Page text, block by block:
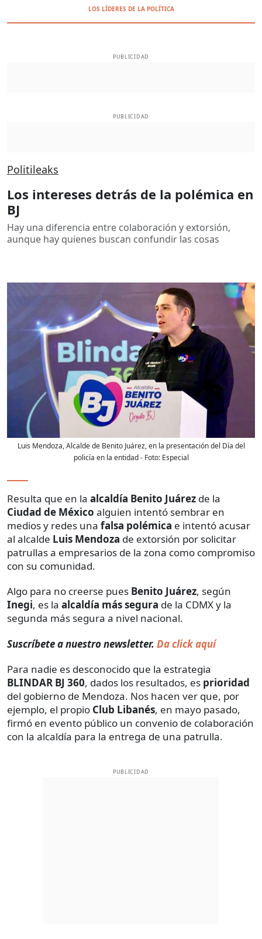
LOS LÍDERES DE LA POLÍTICA
PUBLICIDAD
PUBLICIDAD
Politileaks
Los intereses detrás de la polémica en
BJ
Hay una diferencia entre colaboración y extorsión,
aunque hay quienes buscan confundir las cosas
Luis Mendoza, Alcalde de Benito Juárez, en la presentación del Día del
policía en la entidad- Foto: Especial
Resulta que en la alcaldía Benito Juárez de la
Ciudad de México alguien intentó sembrar en
medios y redes una falsa polémica e intentó acusar
al alcalde Luis Mendoza de extorsión por solicitar
patrullas a empresarios de la zona como compromiso
con su comunidad.
Algo para no creerse pues Benito Juárez, según
Inegi, es la alcaldía más segura de la CDMX y la
segunda más segura a nivel nacional.
Suscríbete a nuestro newsletter. Da click aquí
Para nadie es desconocido que la estrategia
BLINDAR BJ 360, dados los resultados, es prioridad
del gobierno de Mendoza. Nos hacen ver que, por
ejemplo, el propio Club Libanés, en mayo pasado,
firmó en evento público un convenio de colaboración
con la alcaldía para la entrega de una patrulla.
PUBLICIDAD